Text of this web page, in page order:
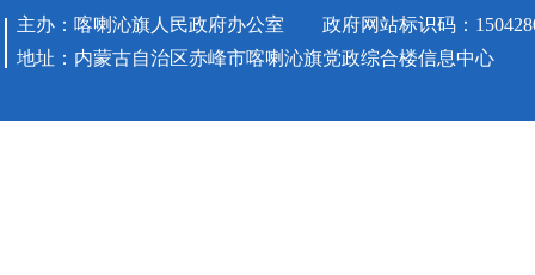
主办：喀喇沁旗人民政府办公室 政府网站标识码：
地址：内蒙古自治区赤峰市喀喇沁旗党政综合楼信息中心